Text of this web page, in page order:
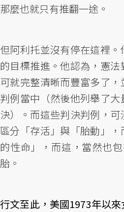
那麼也就只有推翻一途。
但阿利托並沒有停在這裡
的目標推進。他認為，憲法
可就完整清晰而豐富多了
判例當中（然後他列舉了
決）。而這些判決判例，
區分「存活」與「胎動」
的性命」，而這，當然也
胎。
行文至此，美國1973年以